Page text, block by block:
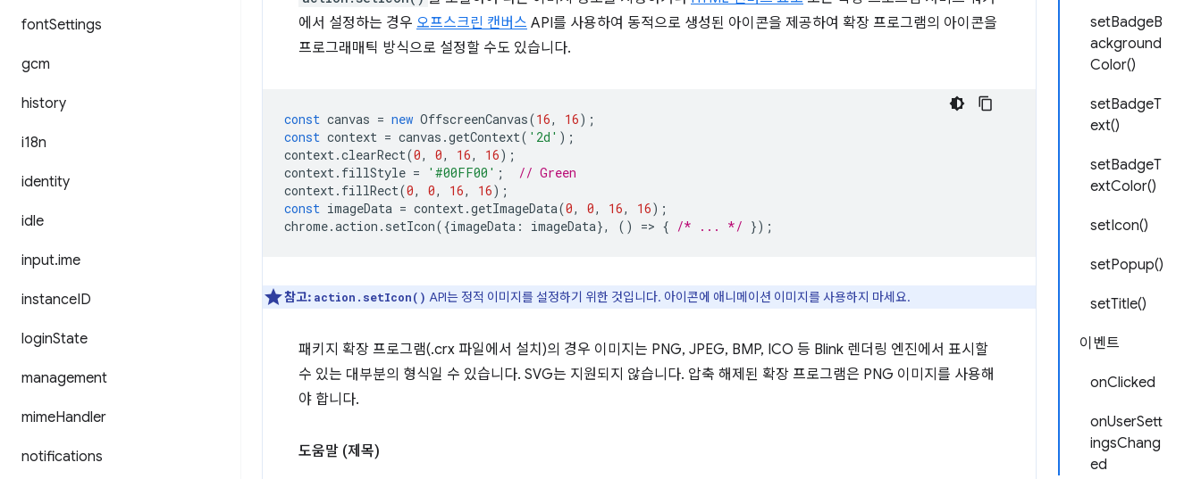
fontSettings
gcm
history
i18n
identity
idle
input.ime
instanceID
loginState
management
mimeHandler
notifications
setBadgeB
ackground
Color()
setBadgeT
ext()
setBadgeT
extColor()
setIcon()
setPopup()
setTitle()
이벤트
onClicked
onUserSett
ingsChang
ed
에서 설정하는 경우 오프스크린 캔버스 API를 사용하여 동적으로 생성된 아이콘을 제공하여 확장 프로그램의 아이콘을
프로그래매틱 방식으로 설정할 수도 있습니다.
const canvas = new OffscreenCanvas(16, 16);
const context = canvas .getContext( '2d' );
context.clearRect(0, 0, 16, 16);
context. fillStyle = '#00FF00' ;
// Green
context. fillRect(0, 0, 16, 16);
const imageData = context.getImageData(0, 0, 16, 16);
chrome.action . setIcon({imageData : imageData}, () => { /* ... */ });
참고: action.setIcon() API는 정적 이미지를 설정하기 위한 것입니다. 아이콘에 애니메이션 이미지를 사용하지 마세요.
패키지 확장 프로그램(.crx 파일에서 설치)의 경우 이미지는 PNG, JPEG, BMP, ICO 등 Blink 렌더링 엔진에서 표시할
수 있는 대부분의 형식일 수 있습니다. SVG는 지원되지 않습니다. 압축 해제된 확장 프로그램은 PNG 이미지를 사용해
야 합니다.
도움말 (제목)